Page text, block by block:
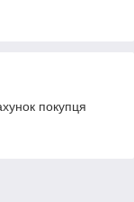
покупця